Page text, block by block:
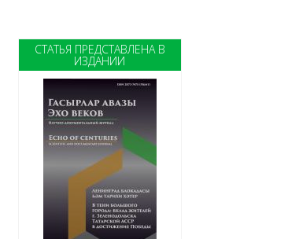
СТАТЬЯ ПРЕДСТАВЛЕНА В
ИЗДАНИИ